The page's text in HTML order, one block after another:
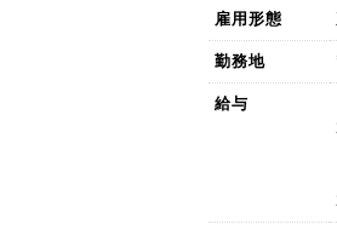
雇用形態
勤務地
給与